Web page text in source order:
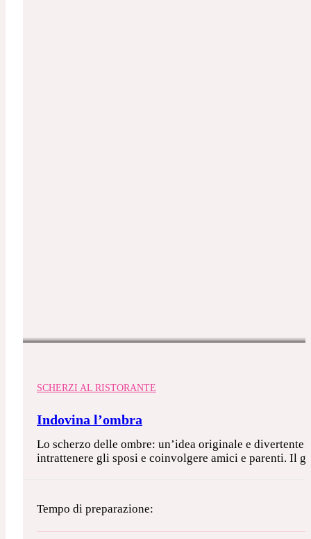
SCHERZI AL RISTORANTE
Indovina l’ombra
Lo scherzo delle ombre: un’idea originale e
intrattenere gli sposi e coinvolgere amici e parenti. Il
Tempo di preparazione: